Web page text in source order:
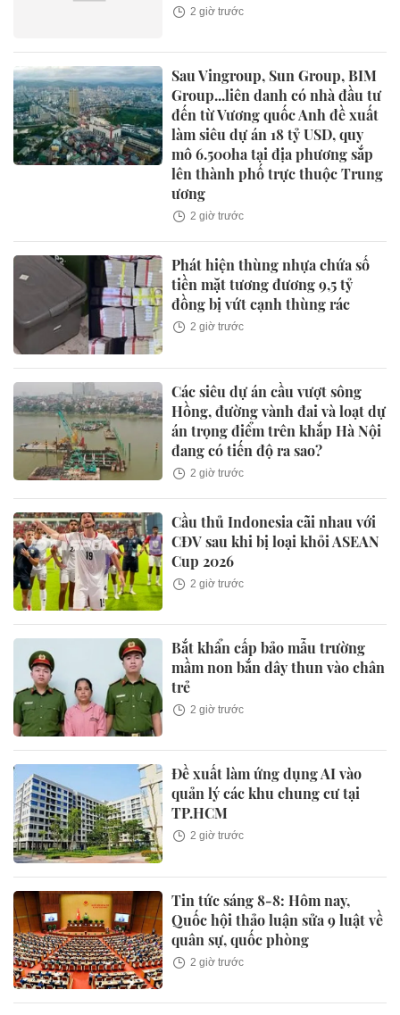
2 giờ trước
Sau Vingroup, Sun Group, BIM
Group...liên danh có nhà đầu tư
đến từ Vương quốc Anh đề xuất
làm siêu dự án 18 tỷ USD, quy
mô 6.500ha tại địa phương sắp
lên thành phố trực thuộc Trung
ương
2 giờ trước
Phát hiện thùng nhựa chứa số
tiền mặt tương đương 9,5 tỷ
đồng bị vứt cạnh thùng rác
2 giờ trước
Các siêu dự án cầu vượt sông
Hồng, đường vành đai và loạt dự
án trọng điểm trên khắp Hà Nội
đang có tiến độ ra sao?
2 giờ trước
Cầu thủ Indonesia cãi nhau với
CĐV sau khi bị loại khỏi ASEAN
Cup 2026
2 giờ trước
Bắt khẩn cấp bảo mẫu trường
mầm non bắn dây thun vào chân
trẻ
2 giờ trước
Đề xuất làm ứng dụng AI vào
quản lý các khu chung cư tại
TP.HCM
2 giờ trước
Tin tức sáng 8-8: Hôm nay,
Quốc hội thảo luận sửa 9 luật về
quân sự, quốc phòng
2 giờ trước